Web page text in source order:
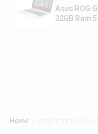
Asus ROG
32GB Ram
Home Acer Aspire A315-